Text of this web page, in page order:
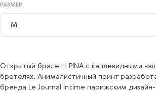
РАЗМЕР:
M
S
Открытый бралетт PINA с каплевидными
бретелях. Анималистичный принт
бренда Le Journal Intime парижским